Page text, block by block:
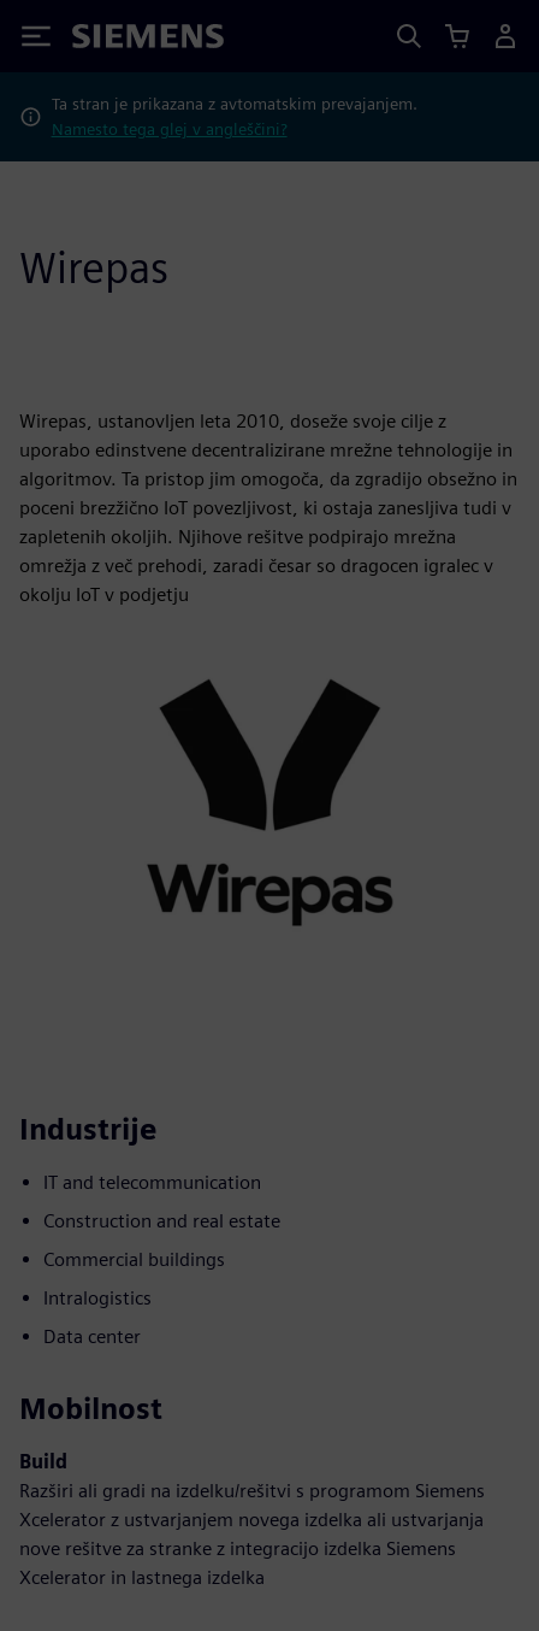
Siemens
Ta stran je prikazana z avtomatskim prevajanjem.
Namesto tega glej v angleščini?
Wirepas
Wirepas, ustanovljen leta 2010, doseže svoje cilje z
uporabo edinstvene decentralizirane mrežne tehnologije in
algoritmov. Ta pristop jim omogoča, da zgradijo obsežno in
poceni brezžično IoT povezljivost, ki ostaja zanesljiva tudi v
zapletenih okoljih. Njihove rešitve podpirajo mrežna
omrežja z več prehodi, zaradi česar so dragocen igralec v
okolju IoT v podjetju
Industrije
IT and telecommunication
Construction and real estate
Commercial buildings
Intralogistics
Data center
Mobilnost
Build
Razširi ali gradi na izdelku/rešitvi s programom Siemens
Xcelerator z ustvarjanjem novega izdelka ali ustvarjanja
nove rešitve za stranke z integracijo izdelka Siemens
Xcelerator in lastnega izdelka